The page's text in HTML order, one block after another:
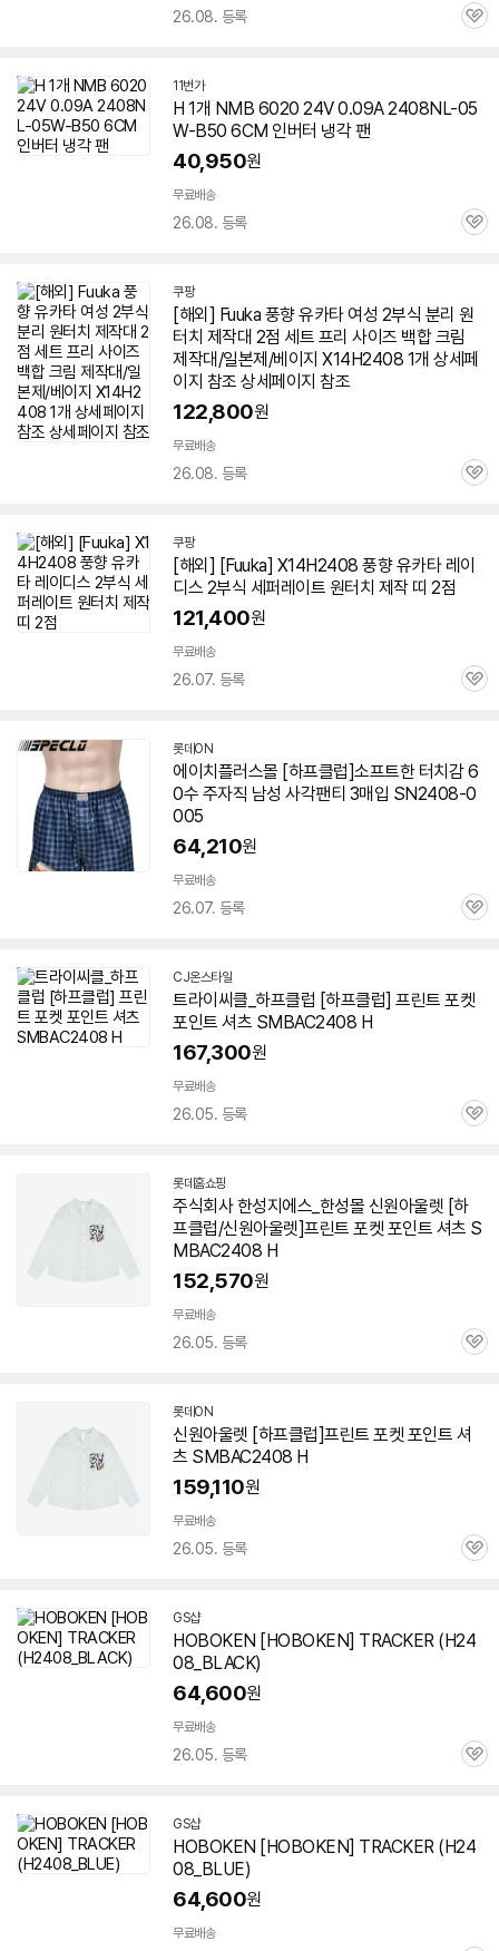
26.08. 등록
관
11번가
H 1개 NMB 6020 24V 0.09A 2408NL-05
W-B50 6CM 인버터 냉각 팬
40,950원
무료배송
26.08. 등록
관
쿠팡
[해외] Fuuka 풍향 유카타 여성 2부식 분리 원
터치 제작대 2점 세트 프리 사이즈 백합 크림
제작대/일본제/베이지 X14H2408 1개 상세페
이지 참조 상세페이지 참조
122,800원
무료배송
26.08. 등록
관
쿠팡
[해외] [Fuuka] X14H2408 풍향 유카타 레이
디스 2부식 세퍼레이트 원터치 제작 띠 2점
121,400원
무료배송
26.07. 등록
관
롯데ON
에이치플러스몰 [하프클럽]소프트한 터치감 6
0수 주자직 남성 사각팬티 3매입 SN2408-0
005
64,210원
무료배송
26.07. 등록
관
CJ온스타일
트라이씨클_하프클럽 [하프클럽] 프린트 포켓
포인트 셔츠 SMBAC2408 H
167,300원
무료배송
26.05. 등록
관
롯데홈쇼핑
주식회사 한성지에스_한성몰 신원아울렛 [하
프클럽/신원아울렛]프린트 포켓 포인트 셔츠 S
MBAC2408 H
152,570원
무료배송
26.05. 등록
관
롯데ON
신원아울렛 [하프클럽]프린트 포켓 포인트 셔
츠 SMBAC2408 H
159,110원
무료배송
26.05. 등록
관
GS샵
HOBOKEN [HOBOKEN] TRACKER (H24
08_BLACK)
64,600원
무료배송
26.05. 등록
관
GS샵
HOBOKEN [HOBOKEN] TRACKER (H24
08_BLUE)
64,600원
무료배송